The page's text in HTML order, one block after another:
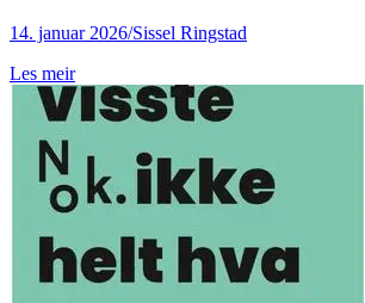
14. januar 2026/Sissel Ringstad
Les meir